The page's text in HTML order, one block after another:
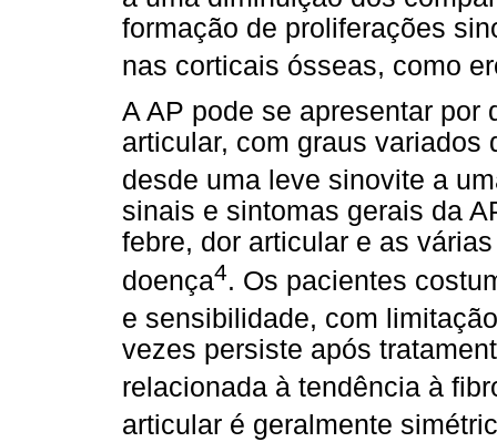
formação de proliferações
nas corticais ósseas, como
A AP pode se apresentar por
articular, com graus variados
desde uma leve sinovite a
sinais e sintomas gerais da
febre, dor articular e as
doença4. Os pacientes
e sensibilidade, com
vezes persiste após
relacionada à tendência à
articular é geralmente